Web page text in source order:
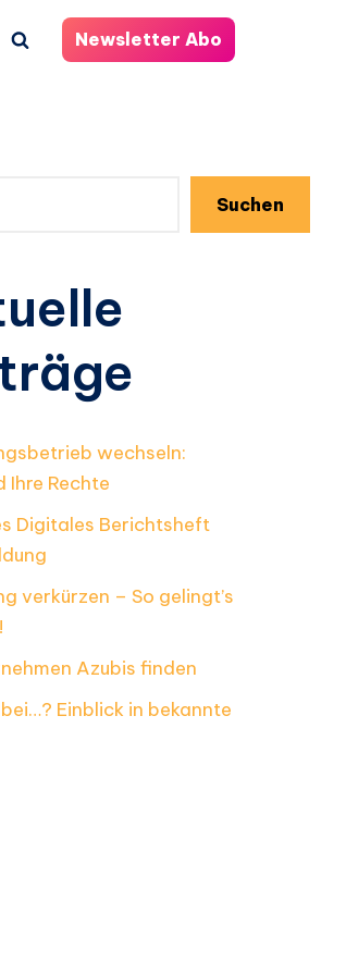
Newsletter Abo
Suchen
wechseln:
Ihre Rechte
Digitales Berichtsheft
verkürzen – So gelingt’s
Azubis finden
Einblick in bekannte